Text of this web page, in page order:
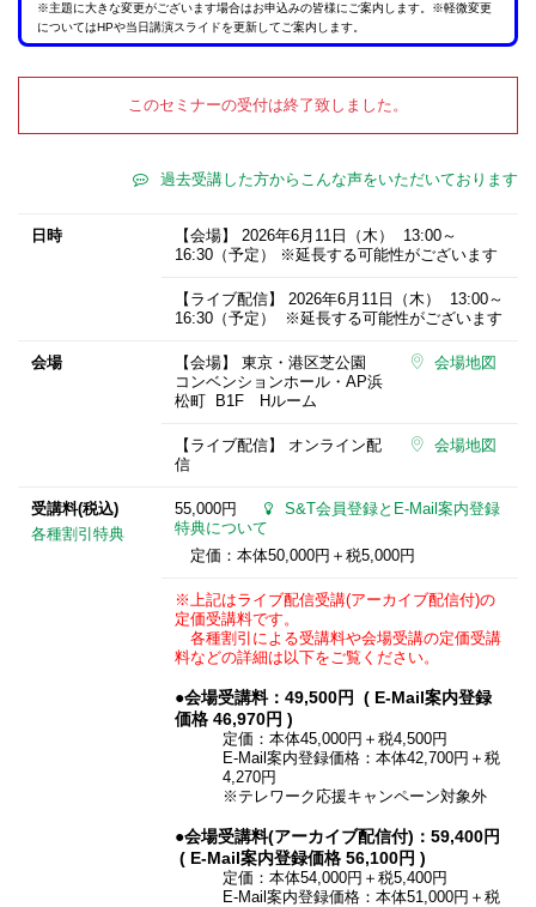
※主題に大きな変更がございます場合はお申込みの皆様にご案内します。※軽微変更
についてはHPや当日講演スライドを更新してご案内します。
このセミナーの受付は終了致しました。
過去受講した方からこんな声をいただいております
日時 【会場】 2026年6月11日
（木） 13:00～
16:30（予定） ※延長する可能性がございます
【ライブ配信】 2026年6月11日
（木） 13:00～
16:30（予定） ※延長する可能性がございます
会場
【会場】 東京・港区芝公園
コンベンションホール・AP浜
松町 B1F Hルーム
会場地図
【ライブ配信】 オンライン配
信
会場地図
受講料(税込)
各種割引特典
55,000円
S&T会員登録とE-Mail案内登録
特典について
定価：本体50,000円＋税5,000円
※上記はライブ配信受講(アーカイブ配信付)の
定価受講料です。
各種割引による受講料や会場受講の定価受講
料などの詳細は以下をご覧ください。
●会場受講料：49,500円 ( E-Mail案内登録
価格 46,970円 )
定価：本体45,000円＋税4,500円
E-Mail案内登録価格：本体42,700円＋税
4,270円
※テレワーク応援キャンペーン対象外
●会場受講料(アーカイブ配信付)：59,400円
( E-Mail案内登録価格 56,100円 )
定価：本体54,000円＋税5,400円
E-Mail案内登録価格：本体51,000円＋税